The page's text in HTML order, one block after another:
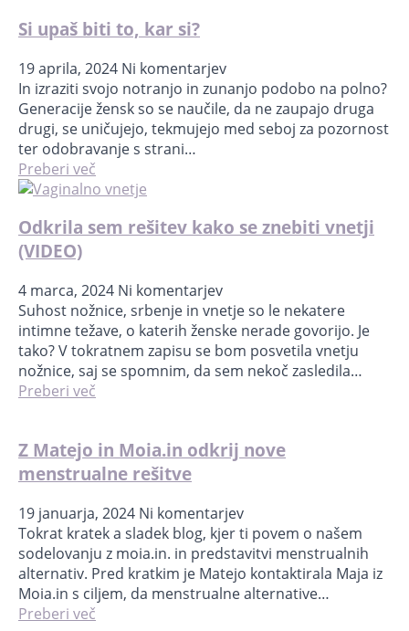
Si upaš biti to, kar si?
19 aprila, 2024 Ni komentarjev
In izraziti svojo notranjo in zunanjo podobo na polno?
Generacije žensk so se naučile, da ne zaupajo druga
drugi, se uničujejo, tekmujejo med seboj za pozornost
ter odobravanje s strani…
Preberi več
Odkrila sem rešitev kako se znebiti vnetji
(VIDEO)
4 marca, 2024 Ni komentarjev
Suhost nožnice, srbenje in vnetje so le nekatere
intimne težave, o katerih ženske nerade govorijo. Je
tako? V tokratnem zapisu se bom posvetila vnetju
nožnice, saj se spomnim, da sem nekoč zasledila…
Preberi več
Z Matejo in Moia.in odkrij nove
menstrualne rešitve
19 januarja, 2024 Ni komentarjev
Tokrat kratek a sladek blog, kjer ti povem o našem
sodelovanju z moia.in. in predstavitvi menstrualnih
alternativ. Pred kratkim je Matejo kontaktirala Maja iz
Moia.in s ciljem, da menstrualne alternative…
Preberi več